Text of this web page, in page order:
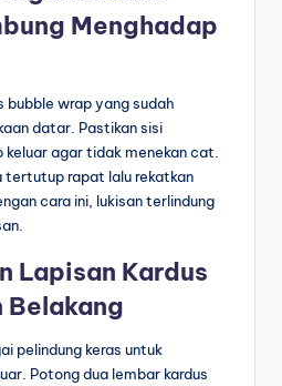
Menghadap
bubble wrap yang sudah
datar. Pastikan sisi
keluar agar tidak menekan cat.
tertutup rapat lalu rekatkan
cara ini, lukisan terlindung
Lapisan Kardus
Belakang
pelindung keras untuk
Potong dua lembar kardus